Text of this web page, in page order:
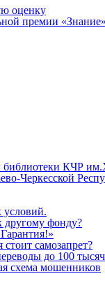
оценку
премии
библиотеки КЧР
Черкесской
условий.
фонду?
самозапрет?
до 100
схема мошенников